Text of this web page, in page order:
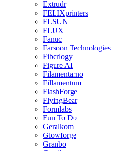
Extrudr
FELIXprinters
FLSUN
FLUX
Fanuc
Farsoon Technologies
Fiberlogy
Figure AI
Filamentarno
Fillamentum
FlashForge
FlyingBear
Formlabs
Fun To Do
Geralkom
Glowforge
Granbo